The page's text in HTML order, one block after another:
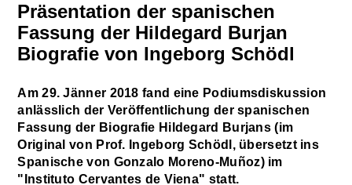
Präsentation der spanischen
Fassung der Hildegard Burjan
Biografie von Ingeborg Schödl
Am 29. Jänner 2018 fand eine Podiumsdiskussion
anlässlich der Veröffentlichung der spanischen
Fassung der Biografie Hildegard Burjans (im
Original von Prof. Ingeborg Schödl, übersetzt ins
Spanische von Gonzalo Moreno-Muñoz) im
"Instituto Cervantes de Viena" statt.